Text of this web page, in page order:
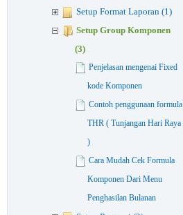
Setup Format Laporan (1)
Setup Group Komponen
(3)
Penjelasan mengenai Fixed
kode Komponen
Contoh penggunaan formula
THR ( Tunjangan Hari Raya
)
Cara Mudah Cek Formula
Komponen Dari Menu
Penghasilan Bulanan